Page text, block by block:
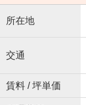
所在地
交通
賃料 / 坪単価